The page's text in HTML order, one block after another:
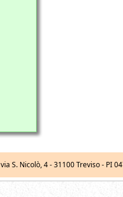
via S. Nicolò, 4-31100 Treviso - PI